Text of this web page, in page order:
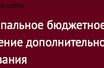
сайта